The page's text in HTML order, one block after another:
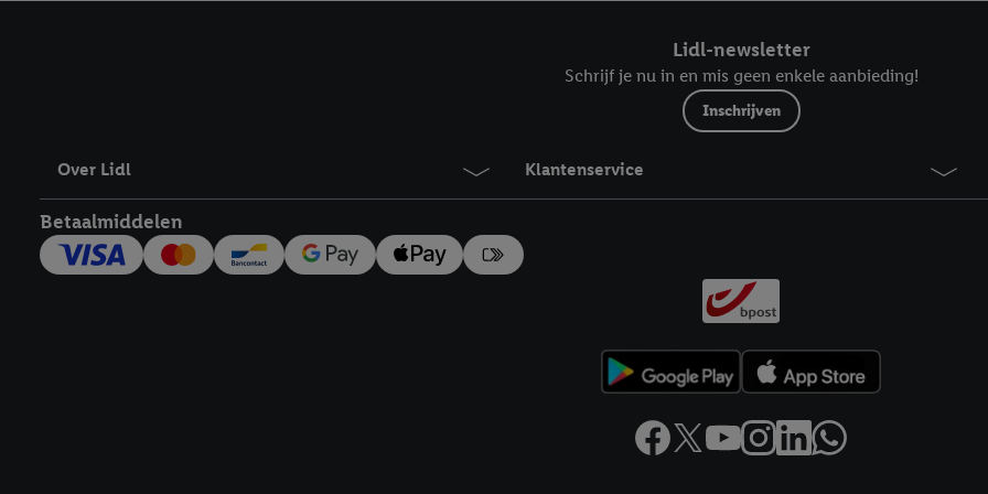
Lidl-newsletter
Schrijf je nu in en mis geen enkele aanbieding!
Inschrijven
Over Lidl Klantenservice
Betaalmiddelen